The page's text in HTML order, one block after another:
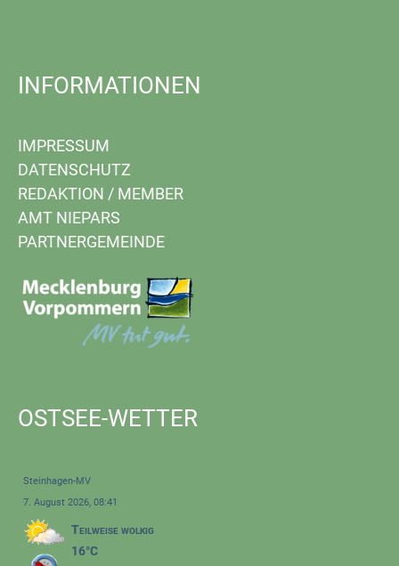
INFORMATIONEN
IMPRESSUM
DATENSCHUTZ
REDAKTION / MEMBER
AMT NIEPARS
PARTNERGEMEINDE
OSTSEE-WETTER
Steinhagen-MV
7. August 2026, 08:41
Teilweise wolkig
16°C